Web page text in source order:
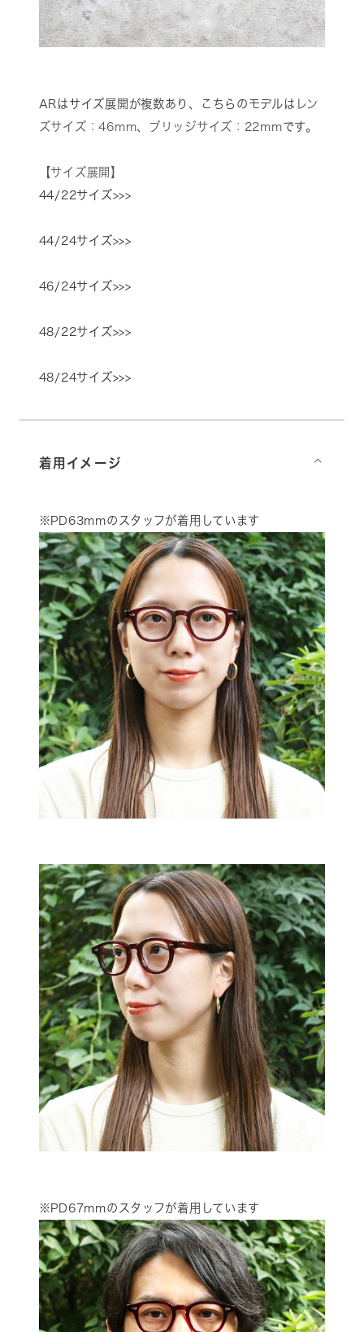
ARはサイズ展開が複数あり、こちらのモデルは レン
ズサイズ：46mm、 ブリッジサイズ：22mmです。
【サイズ展開】
44/22サイズ>>>
44/24サイズ>>>
46/24サイズ>>>
48/22サイズ>>>
48/24サイズ>>>
着用イメージ ⌵
※PD63mmのスタッフが着用しています
※PD67mmのスタッフが着用しています